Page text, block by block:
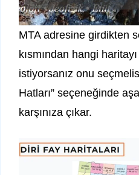
MTA adresine girdikten
kısmından hangi
istiyorsanız onu
Hatları” seçeneğinde
karşınıza çıkar.